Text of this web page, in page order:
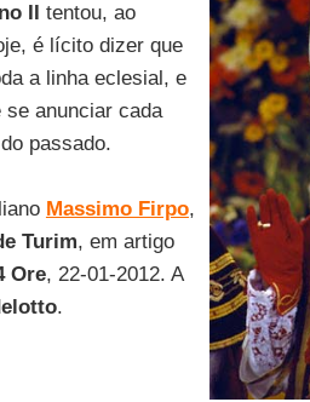
II tentou, ao
é lícito dizer que
a linha eclesial, e
se anunciar cada
passado.
Massimo Firpo,
Turim, em artigo
Ore, 22-01-2012. A
.